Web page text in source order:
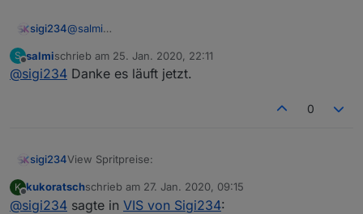
Danke im Voraus
sigi234@salmi
S
Offline
salmischrieb am 25. Jan. 2020, 22:11
zuletzt editiert von
@sigi234 Danke es läuft jetzt.
0
sigi234View Spritpreise:
View_Sprit.txt
K
Offline
kukoratschschrieb am 27. Jan. 2020, 09:15
zuletzt editiert von
@sigi234 sagte in VIS von Sigi234: